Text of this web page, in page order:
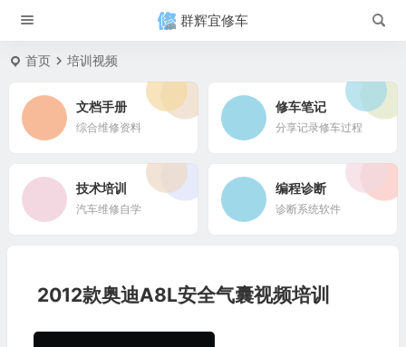
群辉宜修车
首页 培训视频
文档手册
综合维修资料
修车笔记
分享记录修车过程
技术培训
汽车维修自学
编程诊断
诊断系统软件
2012款奥迪A8L安全气囊视频培训